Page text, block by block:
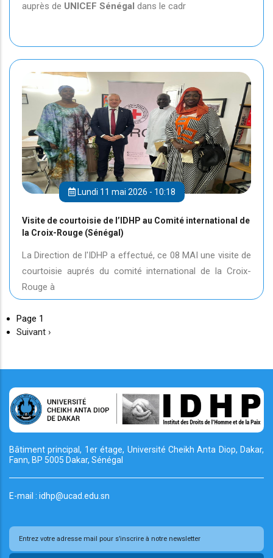
auprès de UNICEF Sénégal dans le cadr
Lundi 11 mai 2026 - 10:18
Visite de courtoisie de l’IDHP au Comité international de
la Croix-Rouge (Sénégal)
La Direction de l'IDHP a effectué, ce 08 MAI une visite de
courtoisie auprés du comité international de la Croix-
Rouge à
Page 1
Page
Suivant ›
Bâtiment principal, 1er étage, Université CheikhAnta Diop, Dakar,
Fann, BP 5005 Dakar, Sénégal
E-mail : idhp@ucad.edu.sn